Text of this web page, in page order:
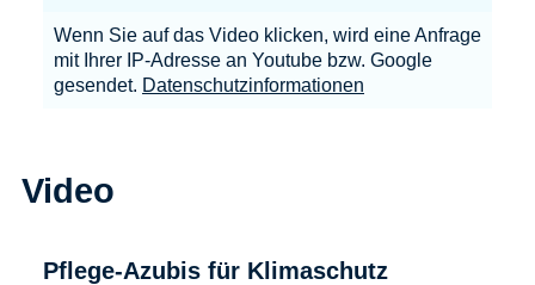
Wenn Sie auf das Video klicken, wird eine Anfrage
mit Ihrer IP-Adresse an Youtube bzw. Google
gesendet. Datenschutzinformationen
Video
Pflege-Azubis für Klimaschutz